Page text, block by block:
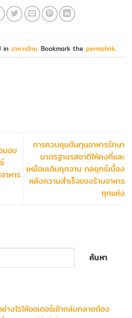
in อาหารไทย. Bookmark the permalink.
มอบ
าหาร
การควบคุมต้นทุนอาหารรักษา
มาตรฐานรสชาติให้คงที่และ
เหมือนเดิมทุกจาน กลยุทธ์เบื้อง
หลังความสำเร็จของร้านอาหาร
ทุกแห่ง
ค้นหา
างไรให้ออเดอร์เข้าถล่มทลายต้อง